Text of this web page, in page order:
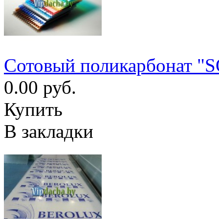
Сотовый поликарбонат
0.00 руб.
Купить
В закладки